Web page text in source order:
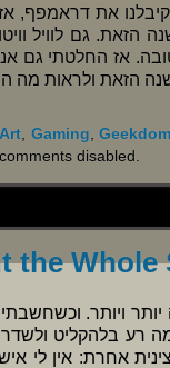
את דראמפף,
גם לוויל
את רשימת ה-99 סיבות ש-2016 הייתה שנה טובה.
Art Gaming ,Geekdom
comments disabled
the Whole
ויותר. וכשחשבתי
רע בלהקליט ולשדר
אחרת: אין לי